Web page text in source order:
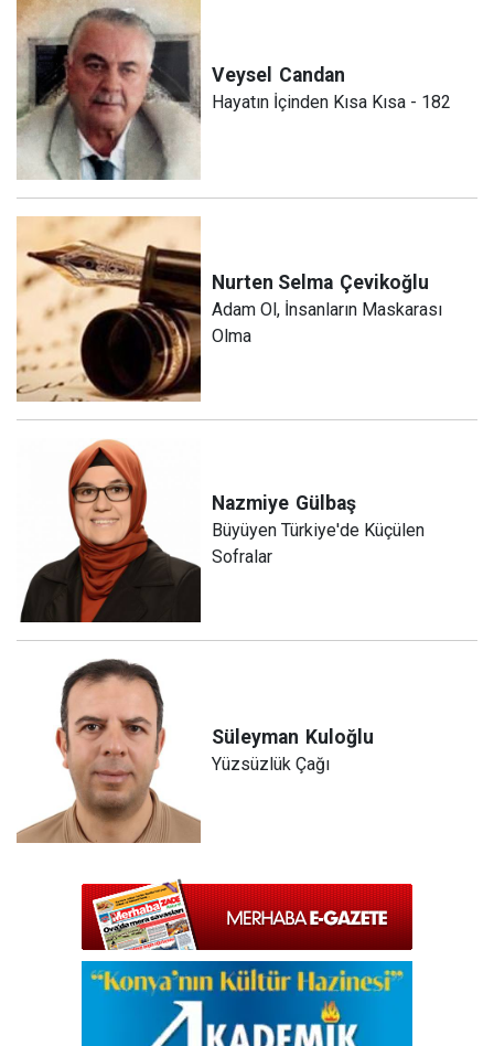
Veysel Candan
Hayatın İçinden Kısa Kısa - 182
Nurten Selma Çevikoğlu
Adam Ol, İnsanların Maskarası
Olma
Nazmiye Gülbaş
Büyüyen Türkiye'de Küçülen
Sofralar
Süleyman Kuloğlu
Yüzsüzlük Çağı